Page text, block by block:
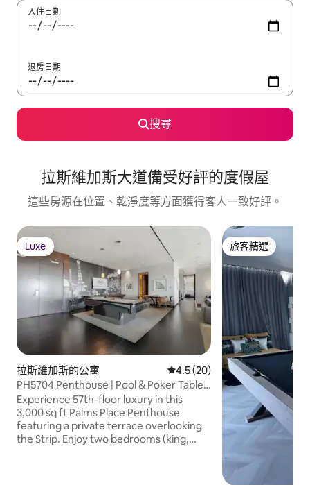
入住日期
退房日期
搜尋
拉斯維加斯大道備受好評的度假屋
這些房源在位置、乾淨度等方面獲得客人一致好評。
Luxe
Luxe
拉斯維加斯的公寓 從 20 則評價中獲得 4.5 的平均
4.5 (20)
PH5704 Penthouse | Pool & Poker Table |
Strip View
Experience 57th-floor luxury in this
3,000 sq ft Palms Place Penthouse
featuring a private terrace overlooking
the Strip. Enjoy two bedrooms (king,
旅客精選
旅客精選